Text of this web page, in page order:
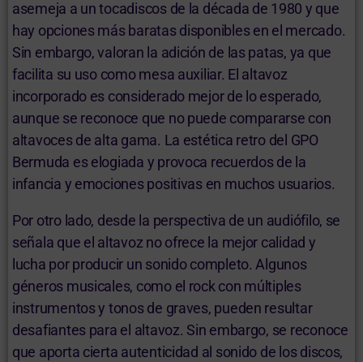
asemeja a un tocadiscos de la década de 1980 y que
hay opciones más baratas disponibles en el mercado.
Sin embargo, valoran la adición de las patas, ya que
facilita su uso como mesa auxiliar. El altavoz
incorporado es considerado mejor de lo esperado,
aunque se reconoce que no puede compararse con
altavoces de alta gama. La estética retro del GPO
Bermuda es elogiada y provoca recuerdos de la
infancia y emociones positivas en muchos usuarios.
Por otro lado, desde la perspectiva de un audiófilo, se
señala que el altavoz no ofrece la mejor calidad y
lucha por producir un sonido completo. Algunos
géneros musicales, como el rock con múltiples
instrumentos y tonos de graves, pueden resultar
desafiantes para el altavoz. Sin embargo, se reconoce
que aporta cierta autenticidad al sonido de los discos,